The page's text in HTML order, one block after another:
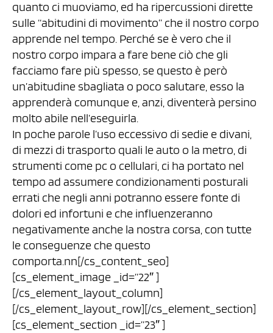
quanto ci muoviamo, ed ha ripercussioni dirette
sulle “abitudini di movimento” che il nostro corpo
apprende nel tempo. Perché se è vero che il
nostro corpo impara a fare bene ciò che gli
facciamo fare più spesso, se questo è però
un’abitudine sbagliata o poco salutare, esso la
apprenderà comunque e, anzi, diventerà persino
molto abile nell’eseguirla.
In poche parole l’uso eccessivo di sedie e divani,
di mezzi di trasporto quali le auto o la metro, di
strumenti come pc o cellulari, ci ha portato nel
tempo ad assumere condizionamenti posturali
errati che negli anni potranno essere fonte di
dolori ed infortuni e che influenzeranno
negativamente anche la nostra corsa, con tutte
le conseguenze che questo
comporta.nn[/cs_content_seo]
[cs_element_image _id=”22″ ]
[/cs_element_layout_column]
[/cs_element_layout_row][/cs_element_section]
[cs_element_section _id=”23″ ]